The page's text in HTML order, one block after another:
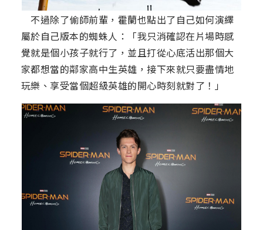
不過除了偷師前輩，霍蘭也點出了自己如何演繹
屬於自己版本的蜘蛛人：「我只消確認在片場時感
覺就是個小孩子就行了，並且打從心底活出那個大
家都想當的鄰家高中生英雄，接下來就只要盡情地
玩樂、享受當個超級英雄的開心時刻就對了！」